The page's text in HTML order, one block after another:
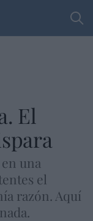
El
una
el
razón. Aquí